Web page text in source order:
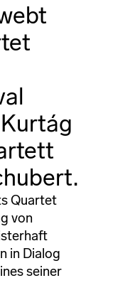
Quartet
von
in Dialog
seiner